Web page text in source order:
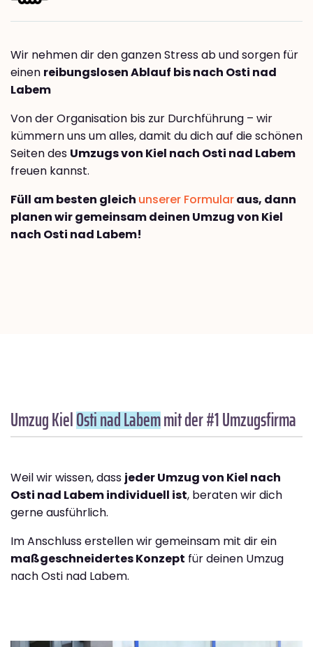
Wir nehmen dir den ganzen Stress ab und sorgen für
einen reibungslosen Ablauf bis nach Osti nad
Labem
Von der Organisation bis zur Durchführung – wir
kümmern uns um alles, damit du dich auf die schönen
Seiten des Umzugs von Kiel nach Osti nad Labem
freuen kannst.
Füll am besten gleich unserer Formularaus, dann
planen wir gemeinsam deinen Umzug von Kiel
nach Osti nad Labem!
Umzug KielOsti nad Labemmit der #1 Umzugsfirma
Weil wir wissen, dass jeder Umzug von Kiel nach
Osti nad Labem individuell ist, beraten wir dich
gerne ausführlich.
Im Anschluss erstellen wir gemeinsam mit dir ein
maßgeschneidertes Konzept für deinen Umzug
nach Osti nad Labem.